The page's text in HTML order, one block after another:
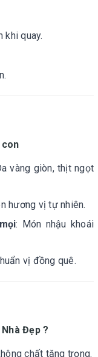
khi quay.
vàng giòn, thịt ngọt
hương vị tự nhiên.
: Món nhậu khoái
vị đồng quê.
Đẹp ?
chất tăng trọng.